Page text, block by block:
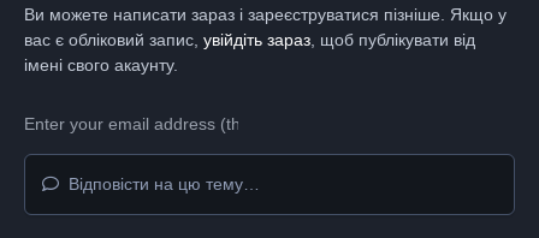
Ви можете написати зараз і зареєструватися пізніше. Якщо у
вас є обліковий запис, увійдіть зараз, щоб публікувати від
імені свого акаунту.
Відповісти на цю тему…